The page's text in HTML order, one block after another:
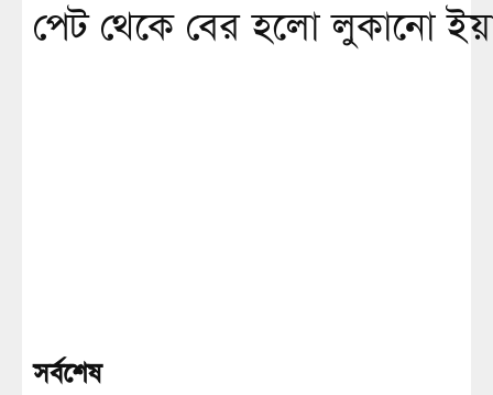
পেট থেকে বের হলো লুকানো
সর্বশেষ